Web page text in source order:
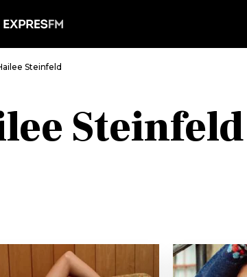
MIX
OSTATNÍ
Steinfeld
Steinfeld